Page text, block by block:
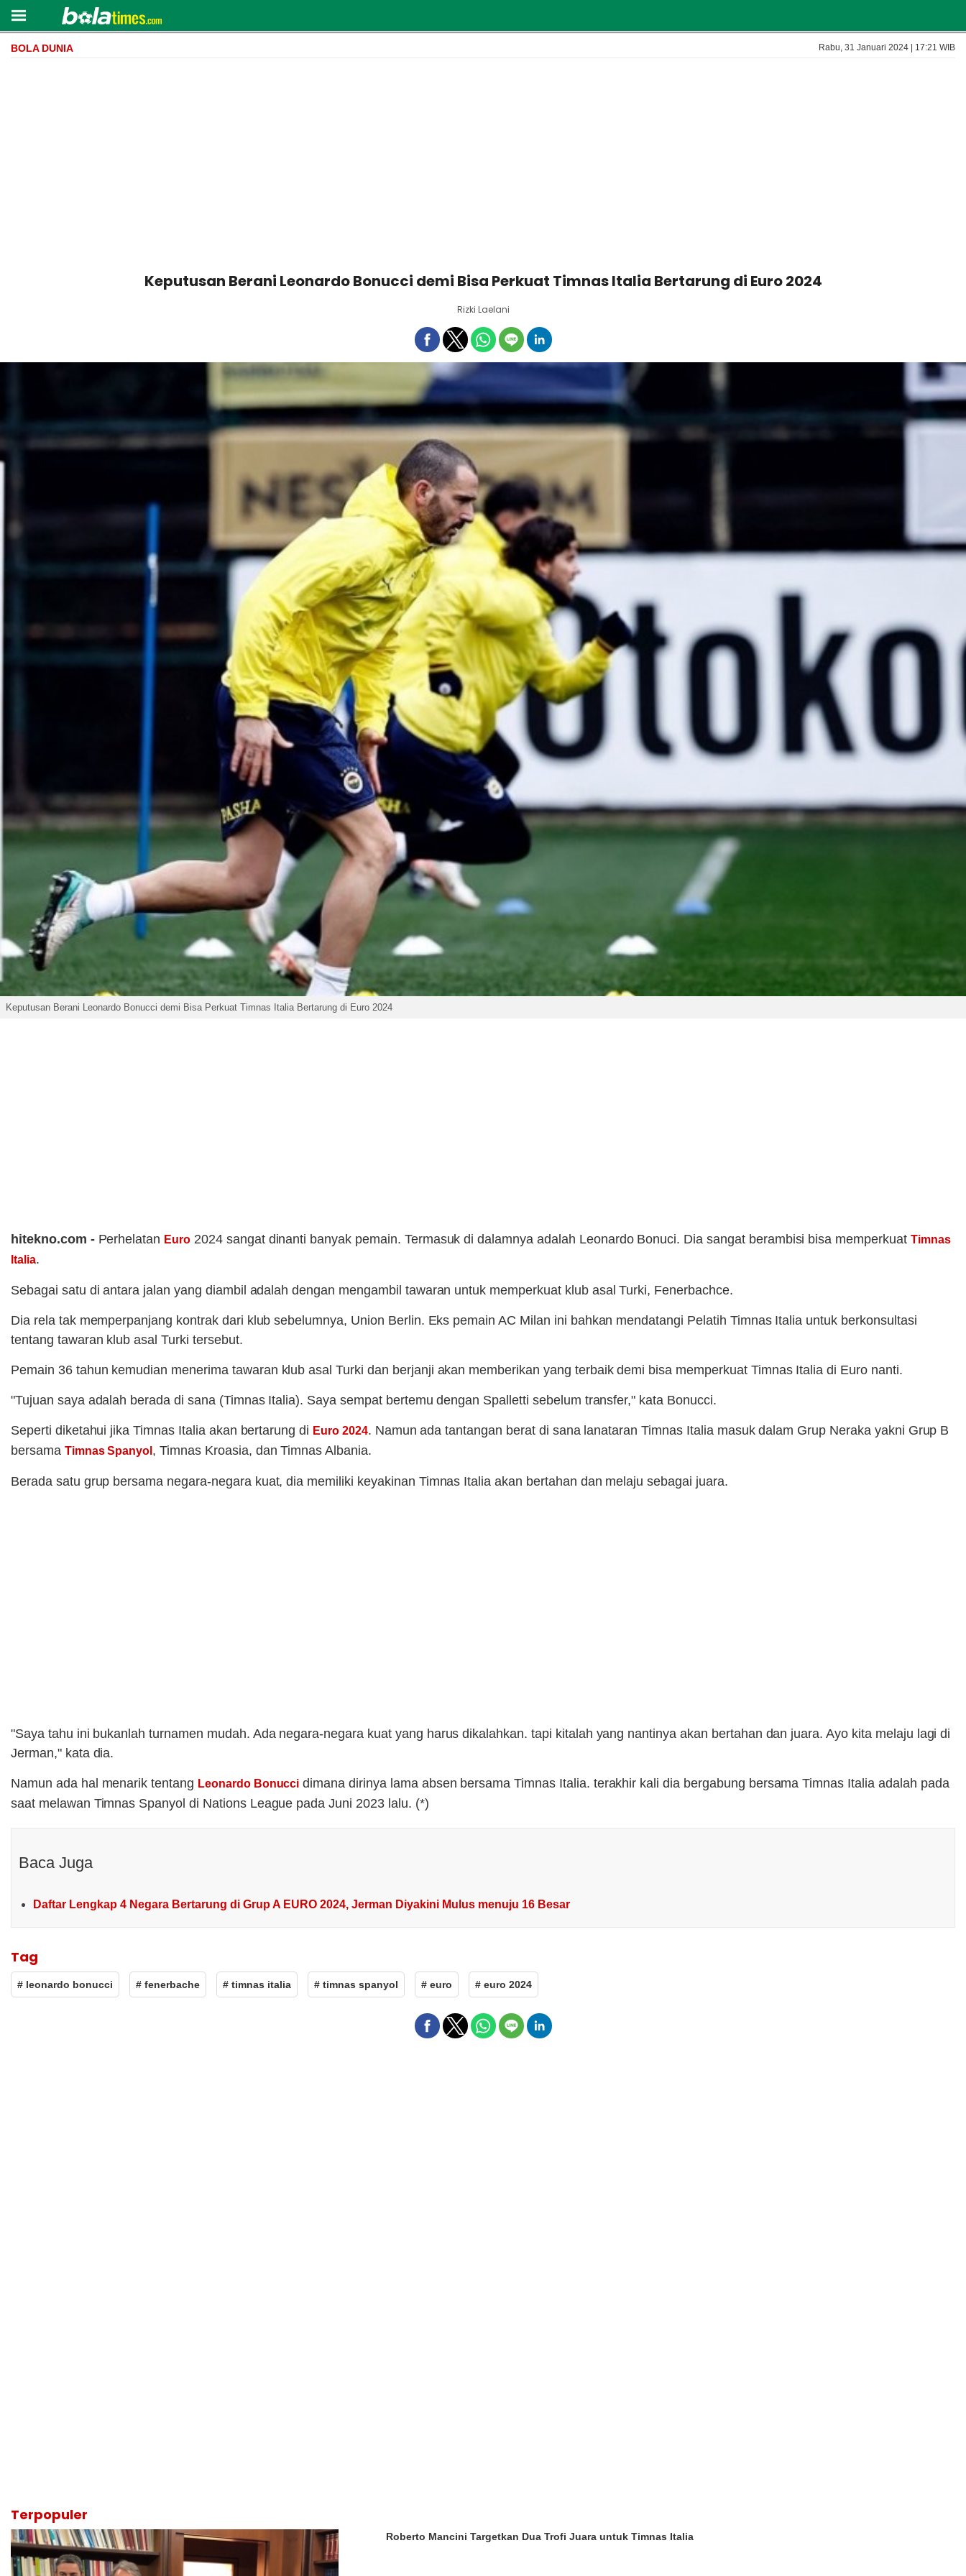
BOLA DUNIA Rabu, 31 Januari 2024 | 17:21 WIB
Keputusan Berani Leonardo Bonucci demi Bisa Perkuat Timnas Italia Bertarung di Euro 2024
Rizki Laelani
Keputusan Berani Leonardo Bonucci demi Bisa Perkuat Timnas Italia Bertarung di Euro 2024
hitekno.com - Perhelatan Euro 2024 sangat dinanti banyak pemain. Termasuk di dalamnya adalah Leonardo Bonuci. Dia sangat berambisi bisa memperkuat Timnas
Italia.
Sebagai satu di antara jalan yang diambil adalah dengan mengambil tawaran untuk memperkuat klub asal Turki, Fenerbachce.
Dia rela tak memperpanjang kontrak dari klub sebelumnya, Union Berlin. Eks pemain AC Milan ini bahkan mendatangi Pelatih Timnas Italia untuk berkonsultasi
tentang tawaran klub asal Turki tersebut.
Pemain 36 tahun kemudian menerima tawaran klub asal Turki dan berjanji akan memberikan yang terbaik demi bisa memperkuat Timnas Italia di Euro nanti.
"Tujuan saya adalah berada di sana (Timnas Italia). Saya sempat bertemu dengan Spalletti sebelum transfer," kata Bonucci.
Seperti diketahui jika Timnas Italia akan bertarung di Euro 2024. Namun ada tantangan berat di sana lanataran Timnas Italia masuk dalam Grup Neraka yakni Grup B
bersama Timnas Spanyol , Timnas Kroasia, dan Timnas Albania.
Berada satu grup bersama negara-negara kuat, dia memiliki keyakinan Timnas Italia akan bertahan dan melaju sebagai juara.
"Saya tahu ini bukanlah turnamen mudah. Ada negara-negara kuat yang harus dikalahkan. tapi kitalah yang nantinya akan bertahan dan juara. Ayo kita melaju lagi di
Jerman," kata dia.
Namun ada hal menarik tentang Leonardo Bonucci dimana dirinya lama absen bersama Timnas Italia. terakhir kali dia bergabung bersama Timnas Italia adalah pada
saat melawan Timnas Spanyol di Nations League pada Juni 2023 lalu. (*)
Baca Juga
Daftar Lengkap 4 Negara Bertarung di Grup A EURO 2024, Jerman Diyakini Mulus menuju 16 Besar
Tag
# leonardo bonucci # fenerbache # timnas italia # timnas spanyol # euro # euro 2024
Terpopuler
Roberto Mancini Targetkan Dua Trofi Juara untuk Timnas Italia